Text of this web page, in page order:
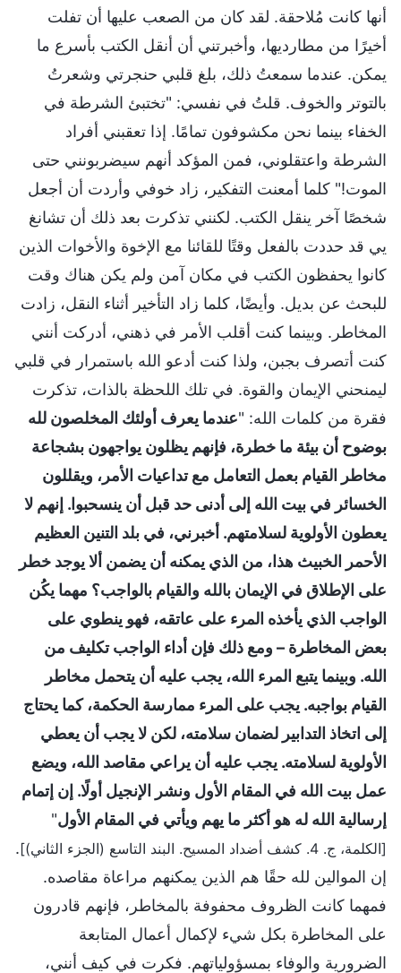
أنها كانت مُلاحقة. لقد كان من الصعب عليها أن تفلت
أخيرًا من مطارديها، وأخبرتني أن أنقل الكتب بأسرع ما
يمكن. عندما سمعتُ ذلك، بلغ قلبي حنجرتي وشعرتُ
بالتوتر والخوف. قلتُ في نفسي: "تختبئ الشرطة في
الخفاء بينما نحن مكشوفون تمامًا. إذا تعقبني أفراد
الشرطة واعتقلوني، فمن المؤكد أنهم سيضربونني حتى
الموت!" كلما أمعنت التفكير، زاد خوفي وأردت أن أجعل
شخصًا آخر ينقل الكتب. لكنني تذكرت بعد ذلك أن تشانغ
يي قد حددت بالفعل وقتًا للقائنا مع الإخوة والأخوات الذين
كانوا يحفظون الكتب في مكان آمن ولم يكن هناك وقت
للبحث عن بديل. وأيضًا، كلما زاد التأخير أثناء النقل، زادت
المخاطر. وبينما كنت أقلب الأمر في ذهني، أدركت أنني
كنت أتصرف بجبن، ولذا كنت أدعو الله باستمرار في قلبي
ليمنحني الإيمان والقوة. في تلك اللحظة بالذات، تذكرت
فقرة من كلمات الله: "عندما يعرف أولئك المخلصون لله
بوضوح أن بيئة ما خطرة، فإنهم يظلون يواجهون بشجاعة
مخاطر القيام بعمل التعامل مع تداعيات الأمر، ويقللون
الخسائر في بيت الله إلى أدنى حد قبل أن ينسحبوا. إنهم لا
يعطون الأولوية لسلامتهم. أخبرني، في بلد التنين العظيم
الأحمر الخبيث هذا، من الذي يمكنه أن يضمن ألا يوجد خطر
على الإطلاق في الإيمان بالله والقيام بالواجب؟ مهما يكُن
الواجب الذي يأخذه المرء على عاتقه، فهو ينطوي على
بعض المخاطرة – ومع ذلك فإن أداء الواجب تكليف من
الله. وبينما يتبع المرء الله، يجب عليه أن يتحمل مخاطر
القيام بواجبه. يجب على المرء ممارسة الحكمة، كما يحتاج
إلى اتخاذ التدابير لضمان سلامته، لكن لا يجب أن يعطي
الأولوية لسلامته. يجب عليه أن يراعي مقاصد الله، ويضع
عمل بيت الله في المقام الأول ونشر الإنجيل أولًا. إن إتمام
إرسالية الله له هو أكثر ما يهم ويأتي في المقام الأول"
[الكلمة، ج. 4. كشف أضداد المسيح. البند التاسع (الجزء الثاني)]
.
إن الموالين لله حقًا هم الذين يمكنهم مراعاة مقاصده.
فمهما كانت الظروف محفوفة بالمخاطر، فإنهم قادرون
على المخاطرة بكل شيء لإكمال أعمال المتابعة
الضرورية والوفاء بمسؤولياتهم. فكرت في كيف أنني،